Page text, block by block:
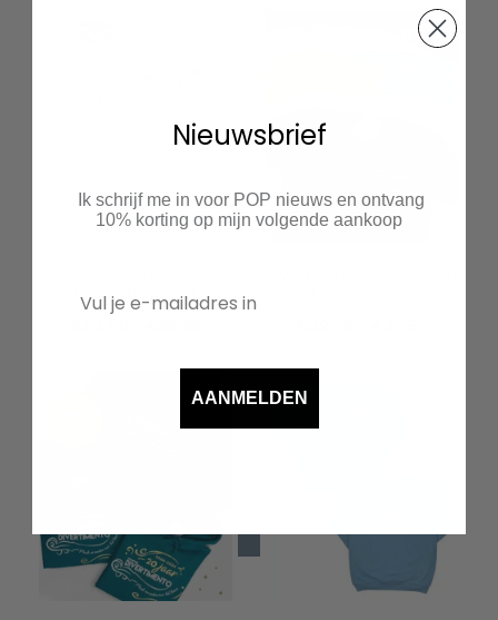
met instrument
tot
€59.95
Nieuwsbrief
Ik schrijf me in voor POP nieuws en ontvang
10% korting op mijn volgende aankoop
AANMELDEN